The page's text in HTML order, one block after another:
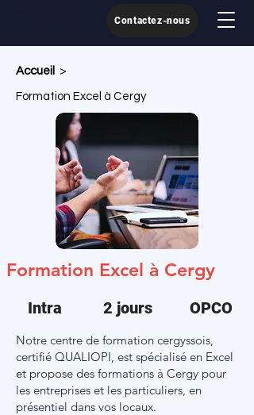
Contactez-nous
Accueil >
Formation Excel à Cergy
Formation Excel à Cergy
Intra 2 jours OPCO
Notre centre de formation cergyssois,
certifié QUALIOPI, est spécialisé en Excel
et propose des formations à Cergy pour
les entreprises et les particuliers, en
présentiel dans vos locaux.